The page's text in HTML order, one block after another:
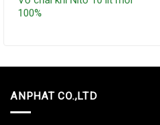
100%
ANPHAT CO.,LTD